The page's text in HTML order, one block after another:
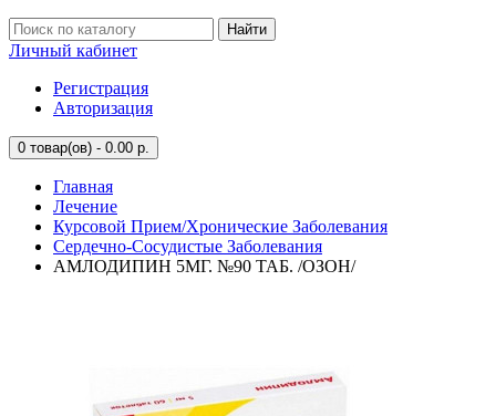
Найти
Личный кабинет
Регистрация
Авторизация
0 товар(ов) - 0.00 р.
Главная
Лечение
Курсовой Прием/Хронические Заболевания
Сердечно-Сосудистые Заболевания
АМЛОДИПИН 5МГ. №90 ТАБ. /ОЗОН/